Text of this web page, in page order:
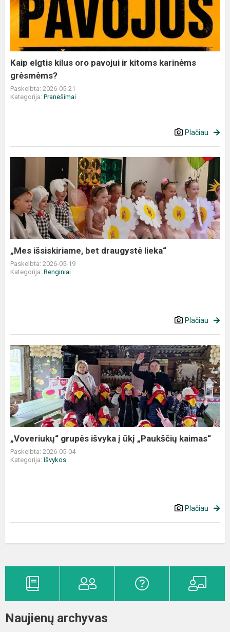
oro
pavojui
kitoms
karinėms
grėsmėms?
Kaip elgtis kilus oro pavojui ir kitoms karinėms
grėsmėms?
Paskelbta: 2026-05-21
Kategorija: Pranešimai
Plačiau
„Mes
bet
draugystė
lieka“
„Mes išsiskiriame, bet draugystė lieka“
Paskelbta: 2026-05-19
Kategorija: Renginiai
Plačiau
„Voveriukų“
grupės
išvyka
į
ūkį
„Paukščių
kaimas“
„Voveriukų“ grupės išvyka į ūkį „Paukščių kaimas“
Paskelbta: 2026-05-04
Kategorija: Išvykos
Plačiau
Naujienų archyvas